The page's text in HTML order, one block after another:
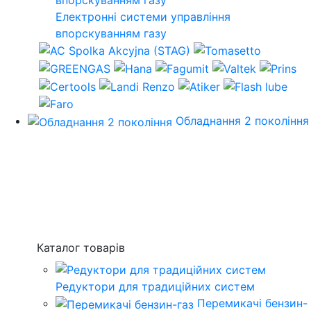
Електронні системи управління
впорскуванням газу
Обладнання 2 покоління
Каталог товарів
Редуктори для традиційних систем
Перемикачі бензин-